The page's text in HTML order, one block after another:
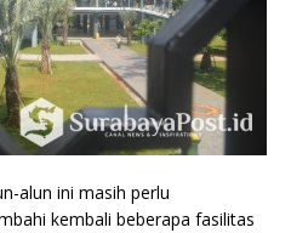
alun ini masih perlu
kembali beberapa fasilitas